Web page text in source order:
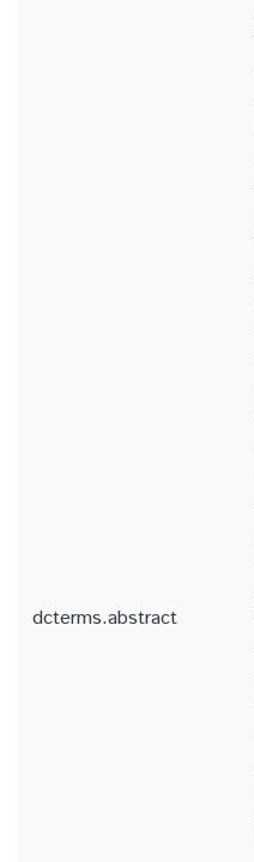
dcterms.abstract